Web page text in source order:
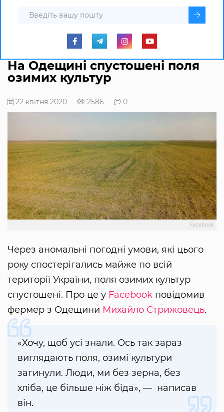
На Одещині спустошені поля
озимих культур
22 квітня 2020 2586 0
Facebook
Через аномальні погодні умови, які цього
року спостерігались майже по всій
території України, поля озимих культур
спустошені. Про це у Facebook повідомив
фермер з Одещини Михайло Стрижовець.
«Хочу, щоб усі знали. Ось так зараз
виглядають поля, озимі культури
загинули. Люди, ми без зерна, без
хліба, це більше ніж біда», — написав
він.